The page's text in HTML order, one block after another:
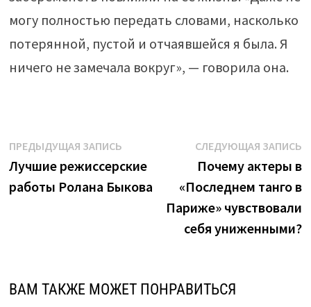
могу полностью передать словами, насколько
потерянной, пустой и отчаявшейся я была. Я
ничего не замечала вокруг», — говорила она.
Навигация
по
записям
ПРЕДЫДУЩАЯ ЗАПИСЬПредыдущая
запись:
Лучшие режиссерские
работы Ролана Быкова
СЛЕДУЮЩАЯ ЗАПИСЬ
Почему актеры в
«Последнем танго в
Париже» чувствовали
себя униженными?
ВАМ ТАКЖЕ МОЖЕТ ПОНРАВИТЬСЯ